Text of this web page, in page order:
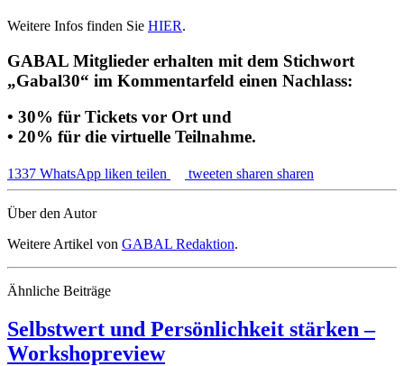
Weitere Infos finden Sie HIER.
GABAL Mitglieder erhalten mit dem Stichwort
„Gabal30“ im Kommentarfeld einen Nachlass:
• 30% für Tickets vor Ort und
• 20% für die virtuelle Teilnahme.
1337 WhatsApp liken teilen tweeten sharen sharen
Über den Autor
Weitere Artikel von GABAL Redaktion.
Ähnliche Beiträge
Selbstwert und Persönlichkeit stärken –
Workshopreview